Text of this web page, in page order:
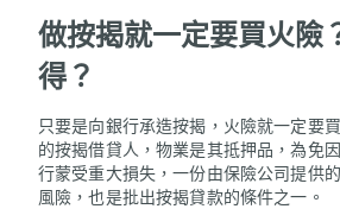
做按揭就一定要買火險
得？
只要是向銀行承造按揭，火險就一定要
的按揭借貸人，物業是其抵押品，為免
行蒙受重大損失，一份由保險公司提供
風險，也是批出按揭貸款的條件之一。